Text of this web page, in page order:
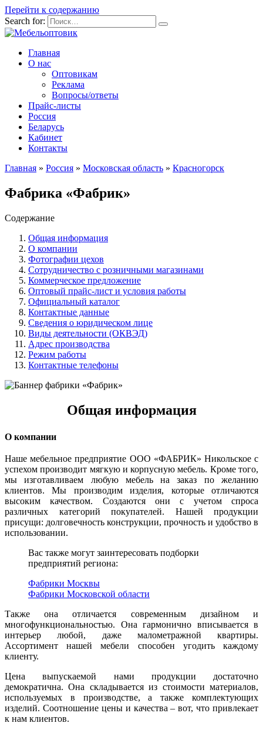
Перейти к содержанию
Search for:
Главная
О нас
Оптовикам
Реклама
Вопросы/ответы
Прайс-листы
Россия
Беларусь
Кабинет
Контакты
Главная » Россия » Московская область » Красногорск
Фабрика «Фабрик»
Содержание
Общая информация
О компании
Фотографии цехов
Сотрудничество с розничными магазинами
Коммерческое предложение
Оптовый прайс-лист и условия работы
Официальный каталог
Контактные данные
Сведения о юридическом лице
Виды деятельности (ОКВЭД)
Адрес производства
Режим работы
Контактные телефоны
Общая информация
О компании
Наше мебельное предприятие ООО «ФАБРИК» Никольское с
успехом производит мягкую и корпусную мебель. Кроме того,
мы изготавливаем любую мебель на заказ по желанию
клиентов. Мы производим изделия, которые отличаются
высоким качеством. Создаются они с учетом спроса
различных категорий покупателей. Нашей продукции
присущи: долговечность конструкции, прочность и удобство в
использовании.
Вас также могут заинтересовать подборки
предприятий региона:
Фабрики Москвы
Фабрики Московской области
Также она отличается современным дизайном и
многофункциональностью. Она гармонично вписывается в
интерьер любой, даже малометражной квартиры.
Ассортимент нашей мебели способен угодить каждому
клиенту.
Цена выпускаемой нами продукции достаточно
демократична. Она складывается из стоимости материалов,
используемых в производстве, а также комплектующих
изделий. Соотношение цены и качества – вот, что привлекает
к нам клиентов.